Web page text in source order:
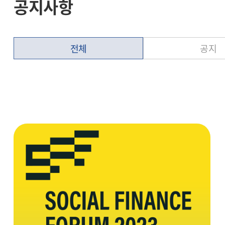
공지사항
전체 공지